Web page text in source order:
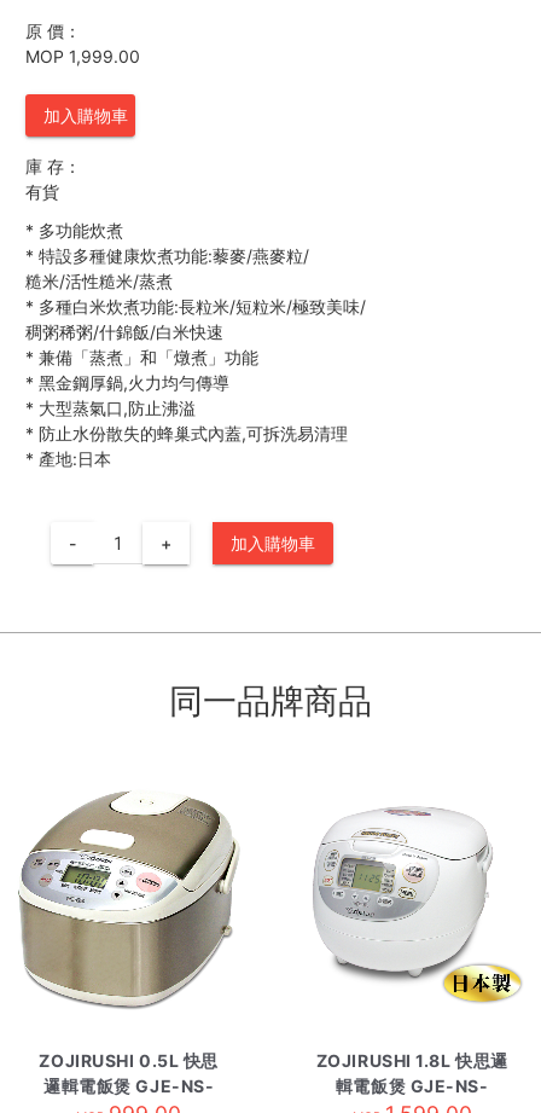
原 價：
MOP 1,999.00
加入購物車
庫 存：
有貨
* 多功能炊煮
* 特設多種健康炊煮功能:藜麥/燕麥粒/
糙米/活性糙米/蒸煮
* 多種白米炊煮功能:長粒米/短粒米/極致美味/
稠粥稀粥/什錦飯/白米快速
* 兼備「蒸煮」和「燉煮」功能
* 黑金鋼厚鍋,火力均勻傳導
* 大型蒸氣口,防止沸溢
* 防止水份散失的蜂巢式內蓋,可拆洗易清理
* 產地:日本
- + 加入購物車
同一品牌商品
ZOJIRUSHI 0.5L 快思
邏輯電飯煲 GJE-NS-
ZOJIRUSHI 1.8L 快思邏
輯電飯煲 GJE-NS-